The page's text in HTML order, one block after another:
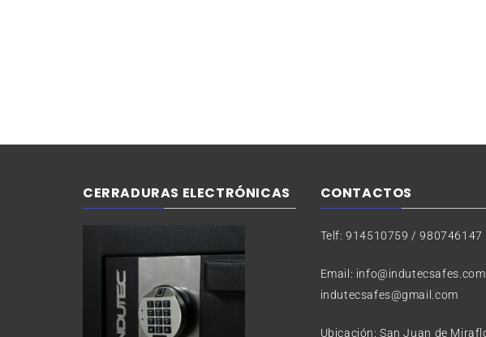
CERRADURAS ELECTRÓNICAS CONTACTOS
Telf: 914510759 / 980746147
Email: info@indutecsafes.com
indutecsafes@gmail.com
Ubicación: San Juan de